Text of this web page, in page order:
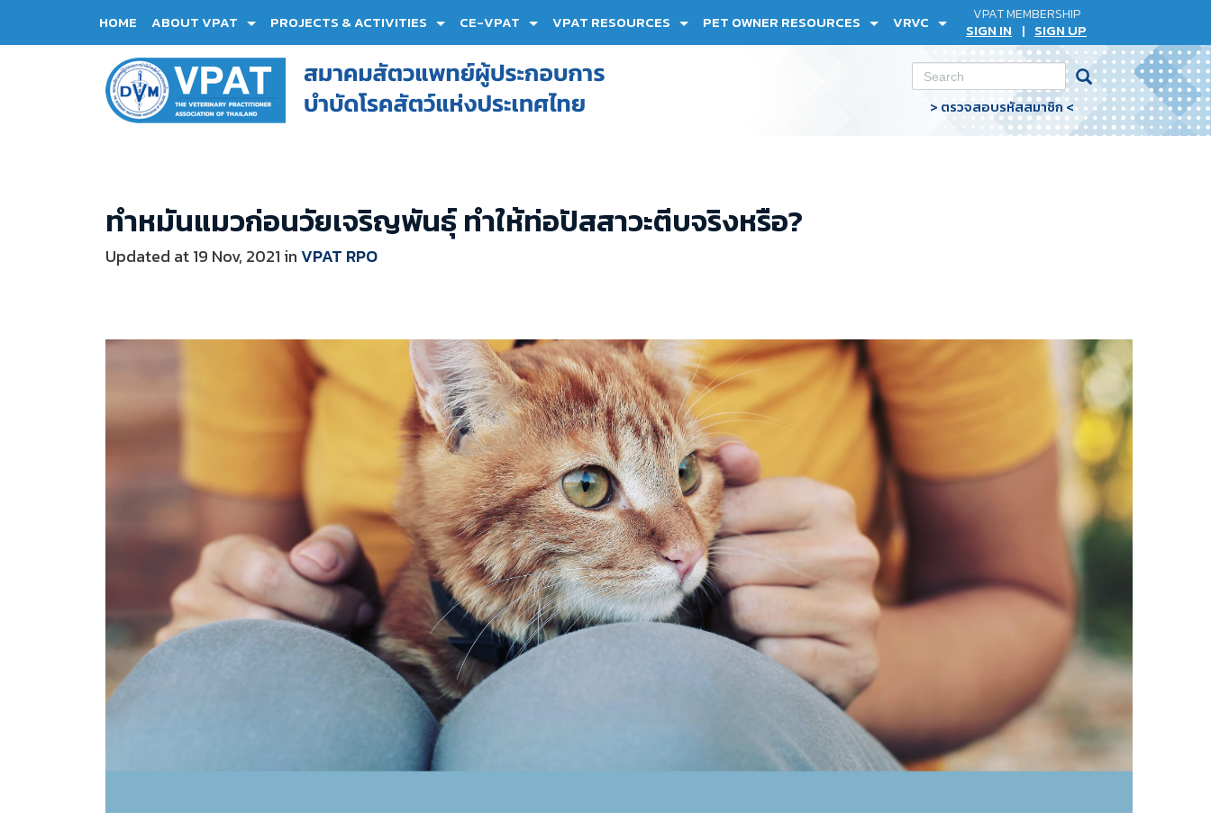
HOME ABOUT VPAT PROJECTS & ACTIVITIES CE-VPAT VPAT RESOURCES PET OWNER RESOURCES VRVC VPAT MEMBERSHIP
SIGN IN | SIGN UP
> ตรวจสอบรหัสสมาชิก <
ทำหมันแมวก่อนวัยเจริญพันธุ์ ทำให้ท่อปัสสาวะตีบจริงหรือ?
Updated at19 Nov, 2021 inVPAT RPO